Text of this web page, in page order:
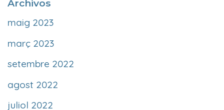
Archivos
maig 2023
març 2023
setembre 2022
agost 2022
juliol 2022